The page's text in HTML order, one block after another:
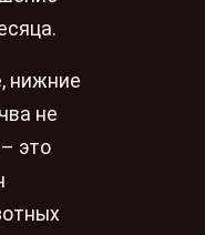
нижние
не
это